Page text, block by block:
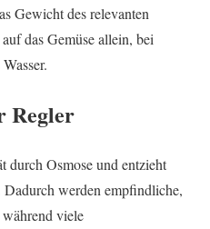
Gewicht des relevanten
das Gemüse allein, bei
Regler
durch Osmose und entzieht
werden empfindliche,
viele